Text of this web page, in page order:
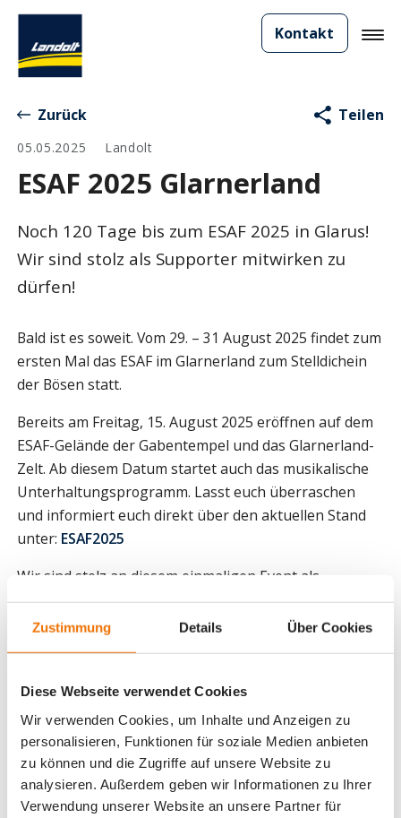
Zustimmung Details Über Cookies
Diese Webseite verwendet Cookies
Wir verwenden Cookies, um Inhalte und Anzeigen zu
personalisieren, Funktionen für soziale Medien anbieten
zu können und die Zugriffe auf unsere Website zu
analysieren. Außerdem geben wir Informationen zu Ihrer
Verwendung unserer Website an unsere Partner für
Kontakt
Zurück
05.05.2025 Landolt
Teilen
ESAF 2025 Glarnerland
Noch 120 Tage bis zum ESAF 2025 in Glarus!
Wir sind stolz als Supporter mitwirken zu
dürfen!
Bald ist es soweit. Vom 29. – 31 August 2025 findet zum
ersten Mal das ESAF im Glarnerland zum Stelldichein
der Bösen statt.
Bereits am Freitag, 15. August 2025 eröffnen auf dem
ESAF-Gelände der Gabentempel und das Glarnerland-
Zelt. Ab diesem Datum startet auch das musikalische
Unterhaltungsprogramm. Lasst euch überraschen
und informiert euch direkt über den aktuellen Stand
unter: ESAF2025
Wir sind stolz an diesem einmaligen Event als
Supporter mitwirken zu dürfen. Gemeinsam Grosses
erreichen!